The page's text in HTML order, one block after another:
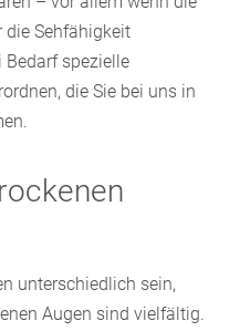
Symptome
beim Schminken
sie reizen. Das
up.
die Sehfähigkeit
Bedarf spezielle
die Sie bei uns in
unterschiedlich sein,
Augen sind vielfältig.